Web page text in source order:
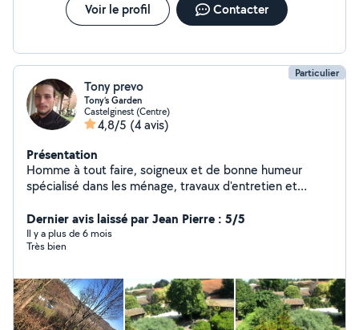
Voir le profil Contacter
Particulier
Tony prevo
Tony’s Garden
Castelginest (Centre)
4,8/5 (4 avis)
Présentation
Homme à tout faire, soigneux et de bonne humeur
spécialisé dans les ménage, travaux d'entretien et
Dernier avis laissé par Jean Pierre : 5/5
Il y a plus de 6 mois
Très bien